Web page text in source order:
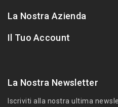
La Nostra Azienda
Il Tuo Account
La Nostra Newsletter
Iscriviti alla nostra ultima